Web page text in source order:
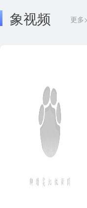
象视频 更多>